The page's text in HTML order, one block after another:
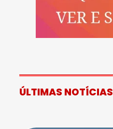
ÚLTIMAS NOTÍCIAS